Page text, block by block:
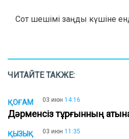
Сот шешімі заңды күшіне
ЧИТАЙТЕ ТАКЖЕ:
ҚОҒАМ 03 июн 14:16
Дәрменсіз тұрғынның
ҚЫЗЫҚ 03 июн 11:35